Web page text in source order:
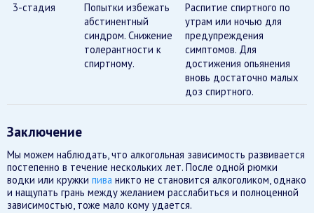
3-стадия
Попытки избежать
абстинентный
синдром. Снижение
толерантности к
спиртному.
Распитие спиртного по
утрам или ночью для
предупреждения
симптомов. Для
достижения опьянения
вновь достаточно малых
доз спиртного.
Заключение
Мы можем наблюдать, что алкогольная зависимость развивается
постепенно в течение нескольких лет. После одной рюмки
водки или кружки пива никто не становится алкоголиком, однако
и нащупать грань между желанием расслабиться и полноценной
зависимостью, тоже мало кому удается.